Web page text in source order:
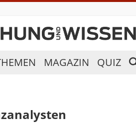
MAGAZIN QUIZ